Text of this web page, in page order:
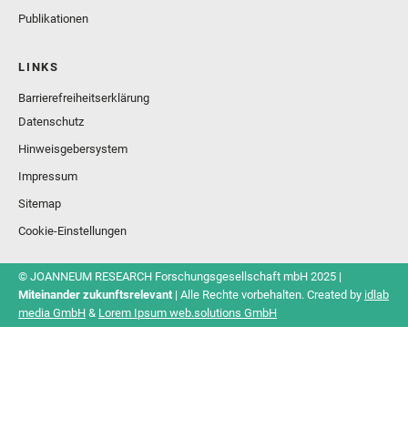
Publikationen
LINKS
Barrierefreiheitserklärung
Datenschutz
Hinweisgebersystem
Impressum
Sitemap
Cookie-Einstellungen
© JOANNEUM RESEARCH Forschungsgesellschaft mbH 2025 |
Miteinander zukunftsrelevant| Alle Rechte vorbehalten. Created by idlab
media GmbH & Lorem Ipsum web.solutions GmbH